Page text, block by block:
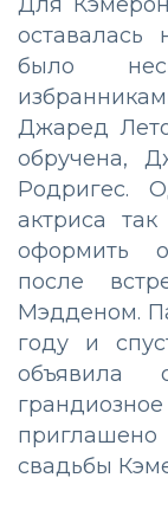
Для
было
Джаред
обручена,
Родригес.
актриса
оформить
после
Мэдденом.
году и
объявила
приглашено
свадьбы